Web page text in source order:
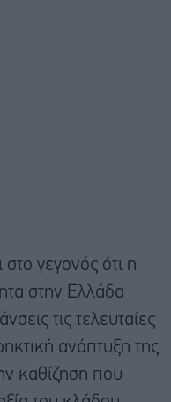
γεγονός ότι η
στην Ελλάδα
τις τελευταίες
ανάπτυξη της
καθίζηση που